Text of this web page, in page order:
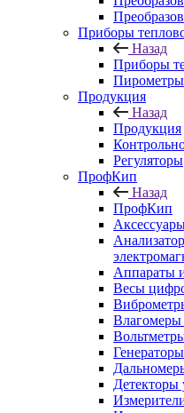
Приборы
Назад
Приборы
Пирометры
Продукция
Назад
Продукция
Регуляторы
ПрофКип
Назад
ПрофКип
Аппараты
Весы
Детекторы